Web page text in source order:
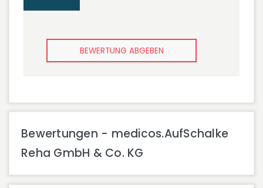
BEWERTUNG ABGEBEN
Bewertungen - medicos.AufSchalke
Reha GmbH & Co. KG